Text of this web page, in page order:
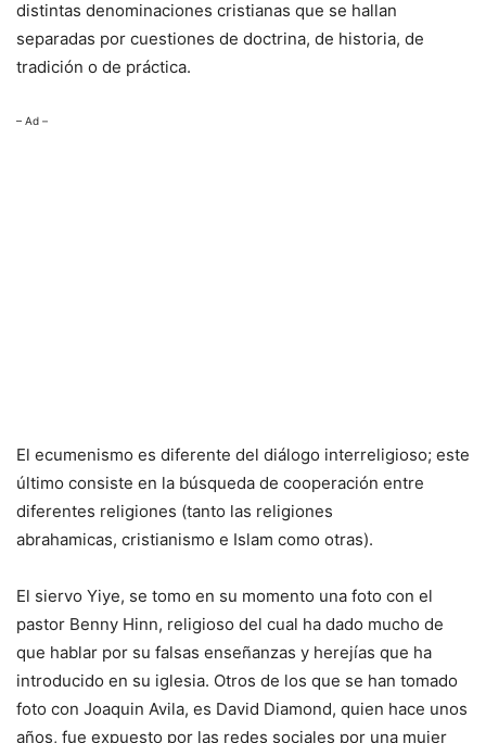
distintas denominaciones cristianas que se hallan
separadas por cuestiones de doctrina, de historia, de
tradición o de práctica.
– Ad –
El ecumenismo es diferente del diálogo interreligioso; este
último consiste en la búsqueda de cooperación entre
diferentes religiones (tanto las religiones
abrahamicas, cristianismo e Islam como otras).
El siervo Yiye, se tomo en su momento una foto con el
pastor Benny Hinn, religioso del cual ha dado mucho de
que hablar por su falsas enseñanzas y herejías que ha
introducido en su iglesia. Otros de los que se han tomado
foto con Joaquin Avila, es David Diamond, quien hace unos
años, fue expuesto por las redes sociales por una mujer